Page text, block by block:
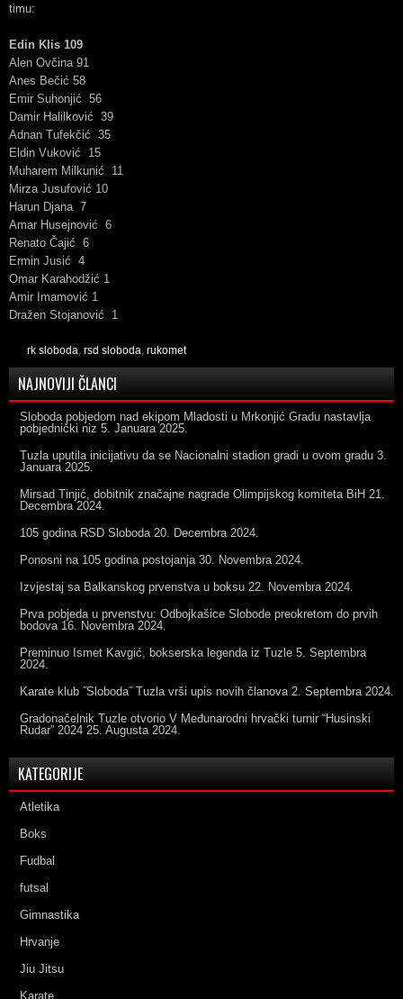
timu:
Edin Klis 109
Alen Ovčina 91
Anes Bečić 58
Emir Suhonjić 56
Damir Halilković 39
Adnan Tufekčić 35
Eldin Vuković 15
Muharem Milkunić 11
Mirza Jusufović 10
Harun Djana 7
Amar Husejnović 6
Renato Čajić 6
Ermin Jusić 4
Omar Karahodžić 1
Amir Imamović 1
Dražen Stojanović 1
rk sloboda rsd sloboda rukomet
NAJNOVIJI ČLANCI
Sloboda pobjedom nad ekipom Mladosti u Mrkonjić Gradu nastavlja
pobjednički niz 5. Januara 2025.
Tuzla uputila inicijativu da se Nacionalni stadion gradi u ovom gradu 3.
Januara 2025.
Mirsad Tinjić, dobitnik značajne nagrade Olimpijskog komiteta BiH 21.
Decembra 2024.
105 godina RSD Sloboda 20. Decembra 2024.
Ponosni na 105 godina postojanja 30. Novembra 2024.
Izvjestaj sa Balkanskog prvenstva u boksu 22. Novembra 2024.
Prva pobjeda u prvenstvu: Odbojkašice Slobode preokretom do prvih
bodova 16. Novembra 2024.
Preminuo Ismet Kavgić, bokserska legenda iz Tuzle 5. Septembra
2024.
Karate klub ˝Sloboda˝ Tuzla vrši upis novih članova 2. Septembra 2024.
Gradonačelnik Tuzle otvorio V Međunarodni hrvački turnir “Husinski
Rudar” 2024 25. Augusta 2024.
KATEGORIJE
Atletika
Boks
Fudbal
futsal
Gimnastika
Hrvanje
Jiu Jitsu
Karate